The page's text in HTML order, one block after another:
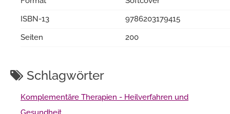
ISBN-13
9786203179415
Seiten
200
Schlagwörter
Komplementäre Therapien - Heilverfahren und